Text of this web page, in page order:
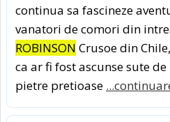
continua sa fascineze
vanatori de comori din
ROBINSON Crusoe din
ca ar fi fost ascunse sute
pietre pretioase